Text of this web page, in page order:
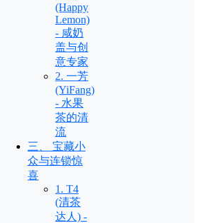
(Happy
Lemon)
- 咸奶
盖与创
意专家
2. 一芳
(YiFang)
- 水果
茶的清
流
三、 宝藏小
众与连锁惊
喜
1. T4
(清茶
达人) -